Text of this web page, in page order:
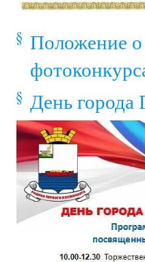
Положение о
День города